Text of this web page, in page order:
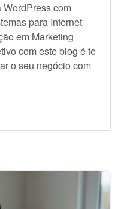
com
para Internet
em Marketing
com este blog é te
o seu negócio com